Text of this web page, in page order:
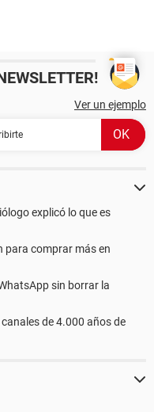
Ver un ejemplo
explicó lo que es
para comprar más en
sin borrar la
de 4.000 años de